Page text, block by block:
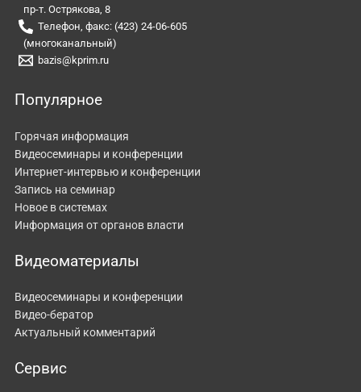
пр-т. Острякова, 8
Телефон, факс: (423) 24-06-605
(многоканальный)
bazis@kprim.ru
Популярное
Горячая информация
Видеосеминары и конференции
Интернет-интервью и конференции
Запись на семинар
Новое в системах
Информация от органов власти
Видеоматериалы
Видеосеминары и конференции
Видео-бератор
Актуальный комментарий
Сервис